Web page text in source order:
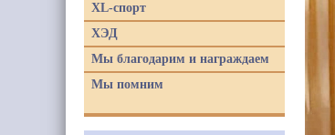
XL-спорт
ХЭД
Мы благодарим и награждаем
Мы помним